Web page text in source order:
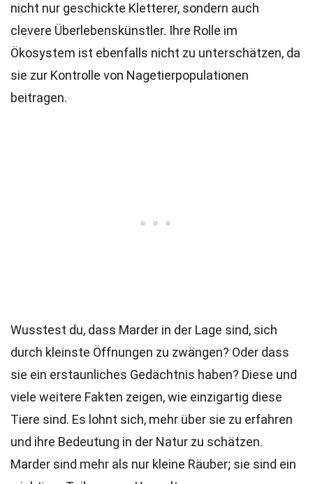
nicht nur geschickte Kletterer, sondern auch
clevere Überlebenskünstler. Ihre Rolle im
Ökosystem ist ebenfalls nicht zu unterschätzen, da
sie zur Kontrolle von Nagetierpopulationen
beitragen.
Wusstest du, dass Marder in der Lage sind, sich
durch kleinste Öffnungen zu zwängen? Oder dass
sie ein erstaunliches Gedächtnis haben? Diese und
viele weitere Fakten zeigen, wie einzigartig diese
Tiere sind. Es lohnt sich, mehr über sie zu erfahren
und ihre Bedeutung in der Natur zu schätzen.
Marder sind mehr als nur kleine Räuber; sie sind ein